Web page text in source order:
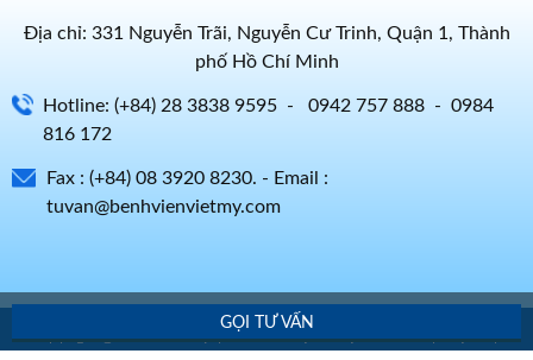
Địa chỉ: 331 Nguyễn Trãi, Nguyễn Cư Trinh, Quận 1, Thành
phố Hồ Chí Minh
Hotline: (+84) 28 3838 9595 - 0942 757 888 - 0984
816 172
Fax : (+84) 08 3920 8230. - Email :
tuvan@benhvienvietmy.com
Copyright@2020. Bản Quyền 2021 Bệnh Viện Thẩm Mỹ Việt Mỹ.
GỌI TƯ VẤN